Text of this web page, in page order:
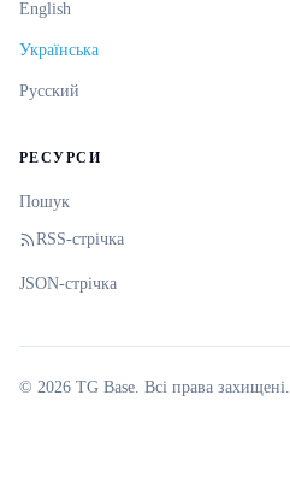
English
Українська
Русский
РЕСУРСИ
Пошук
RSS-стрічка
JSON-стрічка
© 2026 TG Base. Всі права захищені.